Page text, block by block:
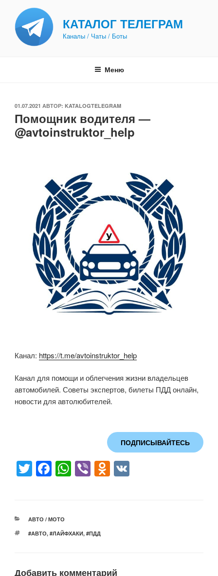
содержимому
КАТАЛОГ ТЕЛЕГРАМ
Каналы / Чаты / Боты
Меню
ОПУБЛИКОВАНО
01.07.2021 АВТОР: KATALOGTELEGRAM
Помощник водителя —
@avtoinstruktor_help
Канал: https://t.me/avtoinstruktor_help
Канал для помощи и облегчения жизни владельцев
автомобилей. Советы экспертов, билеты ПДД онлайн,
новости для автолюбителей.
ПОДПИСЫВАЙТЕСЬ
T
er
F
e
b
W
A
Vi O
РУБРИКИ
АВТО / МОТО
МЕТКИ
#АВТО, #ЛАЙФХАКИ, #ПДД
Добавить комментарий